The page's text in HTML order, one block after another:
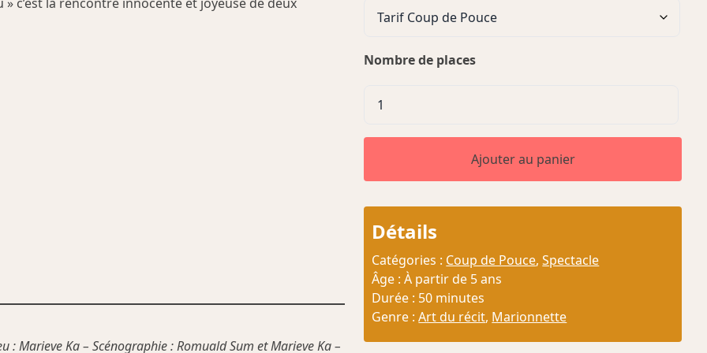
: Marieve Ka – Scénographie : Romuald Sum et Marieve Ka –
Nombre de places
Ajouter au panier
Détails
Catégories : Coup de Pouce,Spectacle
Âge : À partir de 5 ans
Durée : 50 minutes
Genre :Art du récit, Marionnette